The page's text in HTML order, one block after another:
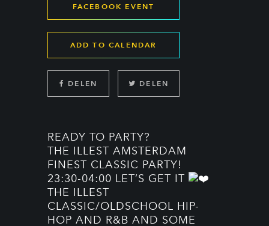
FACEBOOK EVENT
ADD TO CALENDAR
DELEN DELEN
READY TO PARTY?
THE ILLEST AMSTERDAM
FINEST CLASSIC PARTY!
23:30-04:00 LET’S GET IT
THE ILLEST
CLASSIC/OLDSCHOOL HIP-
HOP AND R&B AND SOME